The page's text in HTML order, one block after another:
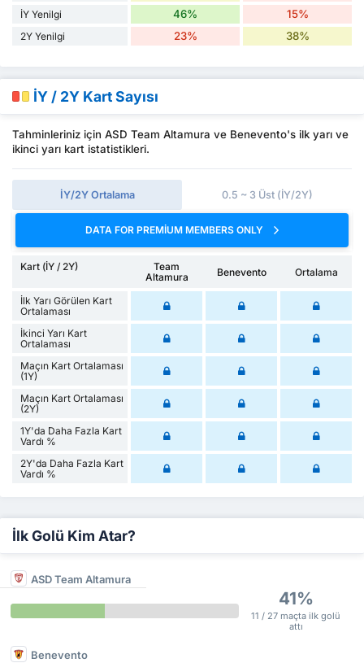
İY Yenilgi 46% 15%
2Y Yenilgi 23% 38%
İY / 2Y Kart Sayısı
Tahminleriniz için ASD Team Altamura ve Benevento's ilk yarı ve
ikinci yarı kart istatistikleri.
İY/2Y Ortalama 0.5 ~ 3 Üst (İY/2Y)
DATA FOR PREMIUM MEMBERS ONLY
Kart (İY / 2Y)
Team
Altamura
Benevento Ortalama
İlk Yarı Görülen Kart
Ortalaması
İkinci Yarı Kart
Ortalaması
Maçın Kart Ortalaması
(1Y)
Maçın Kart Ortalaması
(2Y)
1Y'da Daha Fazla Kart
Vardı %
2Y'da Daha Fazla Kart
Vardı %
İlk Golü Kim Atar?
ASD Team Altamura
41%
11 / 27 maçta ilk golü
attı
Benevento